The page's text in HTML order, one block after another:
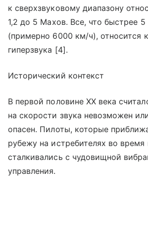
к сверхзвуковому диапазону
1,2 до 5 Махов. Все, что быстрее
(примерно 6000 км/ч), относится
гиперзвука [4].
Исторический контекст
В первой половине XX века
на скорости звука невозможен
опасен. Пилоты, которые
рубежу на истребителях во время
сталкивались с чудовищной
управления.